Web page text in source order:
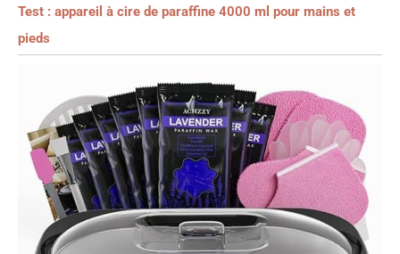
Test : appareil à cire de paraffine 4000 ml pour mains et
pieds